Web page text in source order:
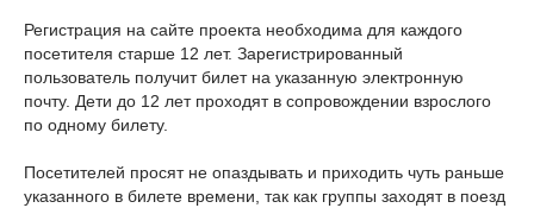
Регистрация на сайте проекта необходима для каждого
посетителя старше 12 лет. Зарегистрированный
пользователь получит билет на указанную электронную
почту. Дети до 12 лет проходят в сопровождении взрослого
по одному билету.
Посетителей просят не опаздывать и приходить чуть раньше
указанного в билете времени, так как группы заходят в поезд